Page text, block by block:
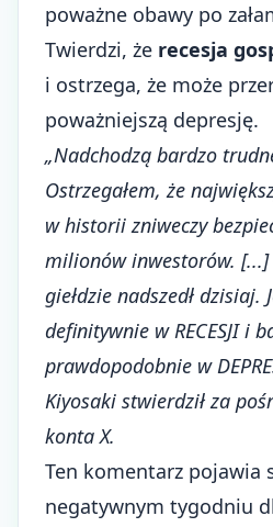
poważne obawy po
Twierdzi, że recesja
i ostrzega, że może
poważniejszą depresję.
„Nadchodzą bardzo
Ostrzegałem, że
w historii zniweczy
milionów inwestorów. [...]
giełdzie nadszedł dzisiaj.
definitywnie w RECESJI i
prawdopodobnie w
Kiyosaki stwierdził za
konta X.
Ten komentarz pojawia
negatywnym tygodniu